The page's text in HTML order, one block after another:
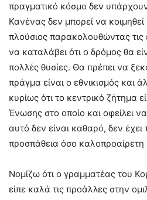
πραγματικό κόσμο δεν
Κανένας δεν μπορεί να
πλούσιος παρακολουθώντας τις
να καταλάβει ότι ο δρόμος θα
πολλές θυσίες. Θα πρέπει να
πράγμα είναι ο εθνικισμός και
κυρίως ότι το κεντρικό ζήτημα
Ένωσης στο οποίο και οφείλει
αυτό δεν είναι καθαρό, δεν έχει
προσπάθεια όσο καλοπροαίρετη
Νομίζω ότι ο γραμματέας του
είπε καλά τις προάλλες στην